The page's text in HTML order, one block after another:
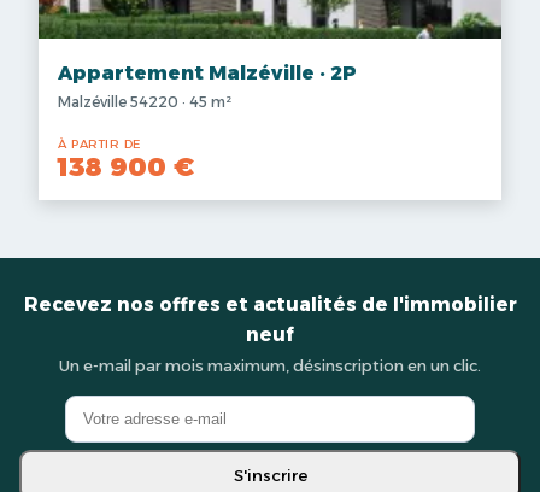
Appartement Malzéville · 2P
Malzéville 54220 · 45 m²
À PARTIR DE
138 900 €
Recevez nos offres et actualités de l'immobilier
neuf
Un e-mail par mois maximum, désinscription en un clic.
S'inscrire